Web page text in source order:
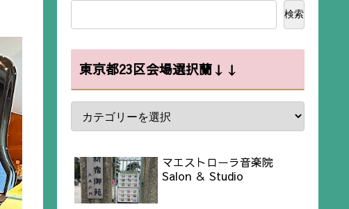
検索
東京都23区会場選択蘭↓↓
マエストローラ音楽院
Salon ＆ Studio